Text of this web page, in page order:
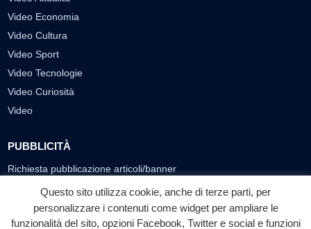
Video Economia
Video Cultura
Video Sport
Video Tecnologie
Video Curiosità
Video
PUBBLICITÀ
Richiesta pubblicazione articoli/banner
SEGUICI SUI SOCIAL
Questo sito utilizza cookie, anche di terze parti, per
personalizzare i contenuti come widget per ampliare le
funzionalità del sito, opzioni Facebook, Twitter e social e funzioni